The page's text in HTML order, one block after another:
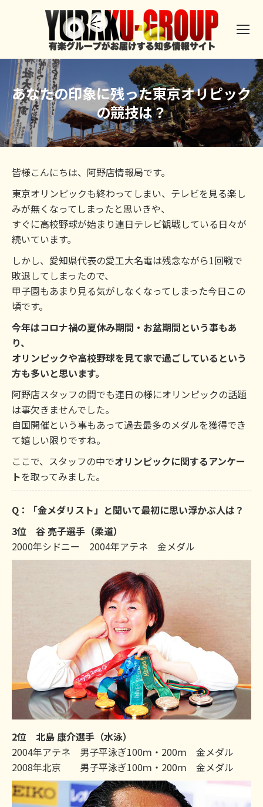
あなたの印象に残った東京オリピック
の競技は？
皆様こんにちは、阿野店情報局です。
東京オリンピックも終わってしまい、テレビを見る楽し
みが無くなってしまったと思いきや、
すぐに高校野球が始まり連日テレビ観戦している日々が
続いています。
しかし、愛知県代表の愛工大名電は残念ながら1回戦で
敗退してしまったので、
甲子園もあまり見る気がしなくなってしまった今日この
頃です。
今年はコロナ禍の夏休み期間・お盆期間という事もあ
り、
オリンピックや高校野球を見て家で過ごしているという
方も多いと思います。
阿野店スタッフの間でも連日の様にオリンピックの話題
は事欠きませんでした。
自国開催という事もあって過去最多のメダルを獲得でき
て嬉しい限りですね。
ここで、スタッフの中でオリンピックに関するアンケー
トを取ってみました。
Q：「金メダリスト」と聞いて最初に思い浮かぶ人は？
3位 谷 亮子選手（柔道）
2000年シドニー 2004年アテネ 金メダル
2位 北島 康介選手（水泳）
2004年アテネ 男子平泳ぎ100ｍ・200ｍ 金メダル
2008年北京 男子平泳ぎ100ｍ・200ｍ 金メダル